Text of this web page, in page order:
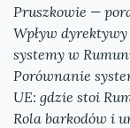
Pruszkowie —
Wpływ
systemy w
Porównanie
UE: gdzie stoi
Rola barkodów i